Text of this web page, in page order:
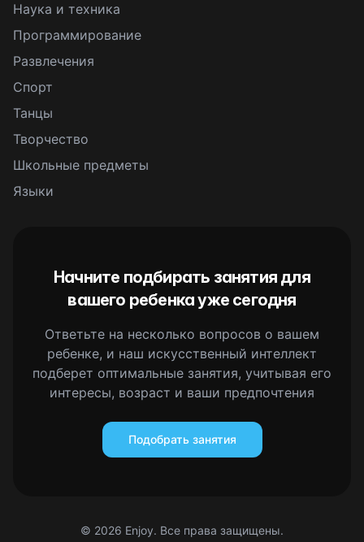
Наука и техника
Программирование
Развлечения
Спорт
Танцы
Творчество
Школьные предметы
Языки
Начните подбирать занятия для
вашего ребенка уже сегодня
Ответьте на несколько вопросов о вашем
ребенке, и наш искусственный интеллект
подберет оптимальные занятия, учитывая его
интересы, возраст и ваши предпочтения
Подобрать занятия
© 2026 Enjoy. Все права защищены.